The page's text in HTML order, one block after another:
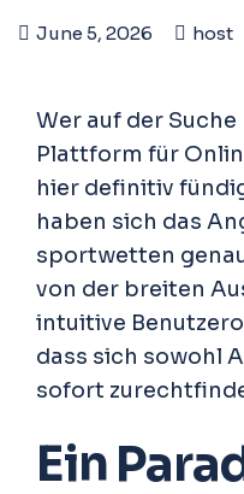
June 5, 2026 host
Wer auf der
Plattform für
hier definitiv
haben sich das
sportwetten
von der breiten
intuitive
dass sich sowohl
sofort
Ein